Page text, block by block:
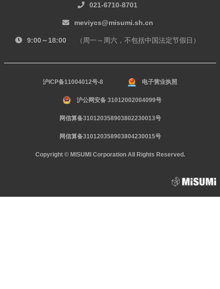
021-6710-8701
meviycs@misumi.sh.cn
9:00～18:00 （周一～周六，不包括中国法定节假日）
沪ICP备11004012号-8 电子营业执照
沪公网安备 31012002004099号
网信算备310120358903802230013号
网信算备310120358903804230015号
Copyright © MISUMI Corporation All Rights Reserved.